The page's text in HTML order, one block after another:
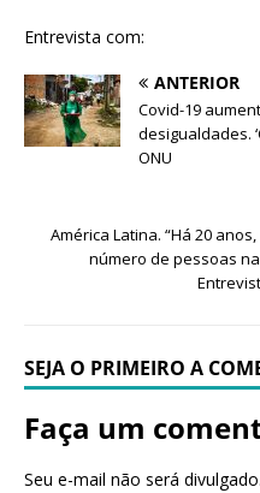
Entrevista com:
ANTERIOR
Covid-19
desigualdades.
ONU
América Latina. “Há 20
número de pessoas
SEJA O PRIMEIRO A
Faça um
Seu e-mail não será divulgado.